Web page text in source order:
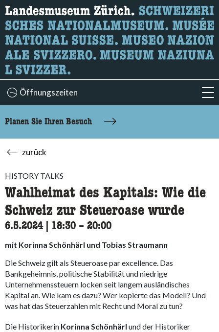
Wonach suchen Sie?
Hier können Sie nach Inhalten der Seite suchen.
Öffnungszeiten
Planen Sie Ihren Besuch
zurück
HISTORY TALKS
Wahlheimat des Kapitals: Wie die
Schweiz zur Steueroase wurde
6.5.2024| 18:30 accessibility.time_to
– 20:00
mit Korinna Schönhärl und Tobias Straumann
Die Schweiz gilt als Steueroase par excellence. Das
Bankgeheimnis, politische Stabilität und niedrige
Unternehmenssteuern locken seit langem ausländisches
Kapital an. Wie kam es dazu? Wer kopierte das Modell? Und
was hat das Steuerzahlen mit Recht und Moral zu tun?
Die Historikerin Korinna Schönhärl und der Historiker